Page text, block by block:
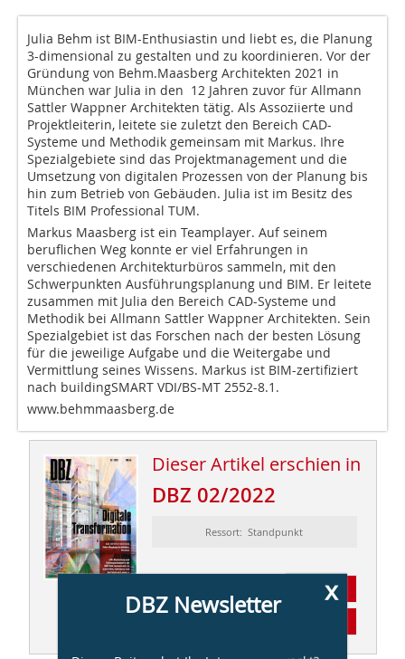
Julia Behm ist BIM-Enthusiastin und liebt es, die Planung
3-dimensional zu gestalten und zu koordinieren. Vor der
Gründung von Behm.Maasberg Architekten 2021 in
München war Julia in den 12 Jahren zuvor für Allmann
Sattler Wappner Architekten tätig. Als Assoziierte und
Projektleiterin, leitete sie zuletzt den Bereich CAD-
Systeme und Methodik gemeinsam mit Markus. Ihre
Spezialgebiete sind das Projektmanagement und die
Umsetzung von digitalen Prozessen von der Planung bis
hin zum Betrieb von Gebäuden. Julia ist im Besitz des
Titels BIM Professional TUM.
Markus Maasberg ist ein Teamplayer. Auf seinem
beruflichen Weg konnte er viel Erfahrungen in
verschiedenen Architekturbüros sammeln, mit den
Schwerpunkten Ausführungsplanung und BIM. Er leitete
zusammen mit Julia den Bereich CAD-Systeme und
Methodik bei Allmann Sattler Wappner Architekten. Sein
Spezialgebiet ist das Forschen nach der besten Lösung
für die jeweilige Aufgabe und die Weitergabe und
Vermittlung seines Wissens. Markus ist BIM-zertifiziert
nach buildingSMART VDI/BS-MT 2552-8.1.
www.behmmaasberg.de
Dieser Artikel erschien in
DBZ 02/2022
Ressort: Standpunkt
x
DBZ Newsletter